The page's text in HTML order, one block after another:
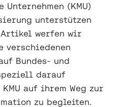
(KMU)
unterstützen
Artikel werfen wir
verschiedenen
Bundes- und
darauf
auf ihrem Weg zur
zu begleiten.